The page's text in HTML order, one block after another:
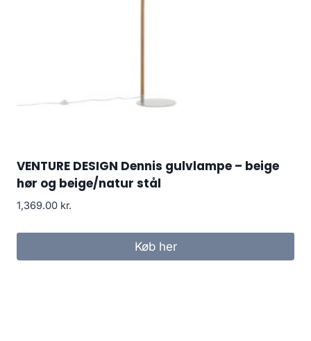
VENTURE DESIGN Dennis gulvlampe – beige
hør og beige/natur stål
1,369.00 kr.
Køb her